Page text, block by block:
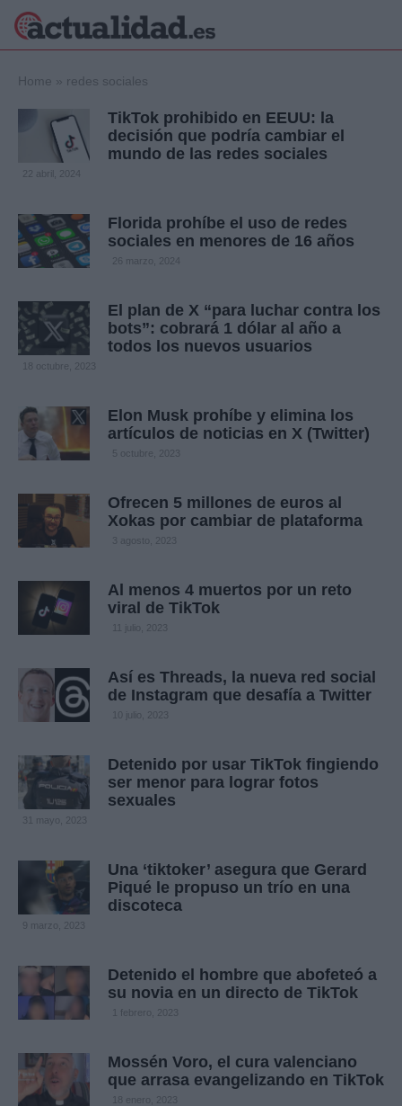
Política
Economía
Viajes
Ciencia y
Deportes
Gente
Musica
Home » redes sociales
TikTok prohibido en EEUU: la
decisión que podría cambiar el
mundo de las redes sociales
22 abril, 2024
Florida prohíbe el uso de redes
sociales en menores de 16 años
26 marzo, 2024
El plan de X “para luchar contra los
bots”: cobrará 1 dólar al año a
todos los nuevos usuarios
18 octubre, 2023
Elon Musk prohíbe y elimina los
artículos de noticias en X (Twitter)
5 octubre, 2023
Ofrecen 5 millones de euros al
Xokas por cambiar de plataforma
3 agosto, 2023
Al menos 4 muertos por un reto
viral de TikTok
11 julio, 2023
Así es Threads, la nueva red social
de Instagram que desafía a Twitter
10 julio, 2023
Detenido por usar TikTok fingiendo
ser menor para lograr fotos
sexuales
31 mayo, 2023
Una ‘tiktoker’ asegura que Gerard
Piqué le propuso un trío en una
discoteca
9 marzo, 2023
Detenido el hombre que abofeteó a
su novia en un directo de TikTok
1 febrero, 2023
Mossén Voro, el cura valenciano
que arrasa evangelizando en TikTok
18 enero, 2023